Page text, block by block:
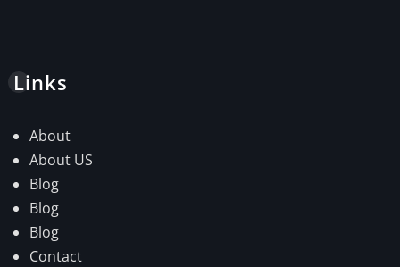
Links
About
About US
Blog
Blog
Blog
Contact